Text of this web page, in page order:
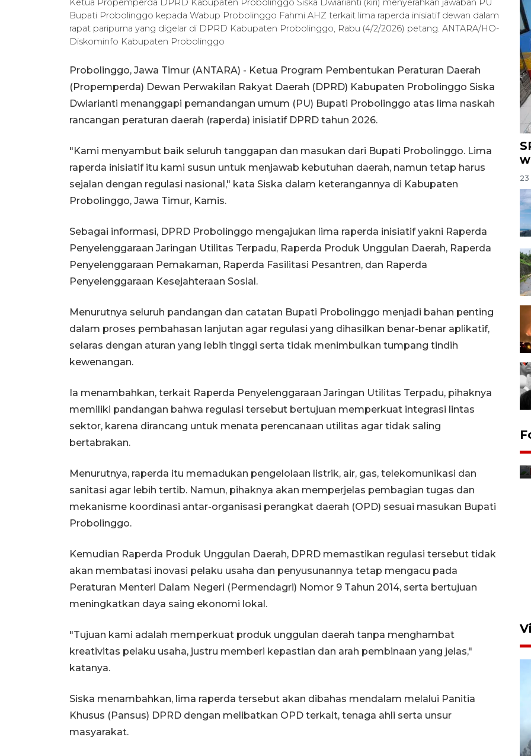
Ketua Propemperda DPRD Kabupaten Probolinggo Siska Dwiarianti (kiri) menyerahkan jawaban PU
Bupati Probolinggo kepada Wabup Probolinggo Fahmi AHZ terkait lima raperda inisiatif dewan dalam
rapat paripurna yang digelar di DPRD Kabupaten Probolinggo, Rabu (4/2/2026) petang. ANTARA/HO-
Diskominfo Kabupaten Probolinggo
Probolinggo, Jawa Timur (ANTARA) - Ketua Program Pembentukan Peraturan Daerah
(Propemperda) Dewan Perwakilan Rakyat Daerah (DPRD) Kabupaten Probolinggo Siska
Dwiarianti menanggapi pemandangan umum (PU) Bupati Probolinggo atas lima naskah
rancangan peraturan daerah (raperda) inisiatif DPRD tahun 2026.
"Kami menyambut baik seluruh tanggapan dan masukan dari Bupati Probolinggo. Lima
raperda inisiatif itu kami susun untuk menjawab kebutuhan daerah, namun tetap harus
sejalan dengan regulasi nasional," kata Siska dalam keterangannya di Kabupaten
Probolinggo, Jawa Timur, Kamis.
Sebagai informasi, DPRD Probolinggo mengajukan lima raperda inisiatif yakni Raperda
Penyelenggaraan Jaringan Utilitas Terpadu, Raperda Produk Unggulan Daerah, Raperda
Penyelenggaraan Pemakaman, Raperda Fasilitasi Pesantren, dan Raperda
Penyelenggaraan Kesejahteraan Sosial.
Menurutnya seluruh pandangan dan catatan Bupati Probolinggo menjadi bahan penting
dalam proses pembahasan lanjutan agar regulasi yang dihasilkan benar-benar aplikatif,
selaras dengan aturan yang lebih tinggi serta tidak menimbulkan tumpang tindih
kewenangan.
Ia menambahkan, terkait Raperda Penyelenggaraan Jaringan Utilitas Terpadu, pihaknya
memiliki pandangan bahwa regulasi tersebut bertujuan memperkuat integrasi lintas
sektor, karena dirancang untuk menata perencanaan utilitas agar tidak saling
bertabrakan.
Menurutnya, raperda itu memadukan pengelolaan listrik, air, gas, telekomunikasi dan
sanitasi agar lebih tertib. Namun, pihaknya akan memperjelas pembagian tugas dan
mekanisme koordinasi antar-organisasi perangkat daerah (OPD) sesuai masukan Bupati
Probolinggo.
Kemudian Raperda Produk Unggulan Daerah, DPRD memastikan regulasi tersebut tidak
akan membatasi inovasi pelaku usaha dan penyusunannya tetap mengacu pada
Peraturan Menteri Dalam Negeri (Permendagri) Nomor 9 Tahun 2014, serta bertujuan
meningkatkan daya saing ekonomi lokal.
"Tujuan kami adalah memperkuat produk unggulan daerah tanpa menghambat
kreativitas pelaku usaha, justru memberi kepastian dan arah pembinaan yang jelas,"
katanya.
Siska menambahkan, lima raperda tersebut akan dibahas mendalam melalui Panitia
Khusus (Pansus) DPRD dengan melibatkan OPD terkait, tenaga ahli serta unsur
masyarakat.
23
Jurnalis bagikan bendera
8 Agustus 2026 12:56